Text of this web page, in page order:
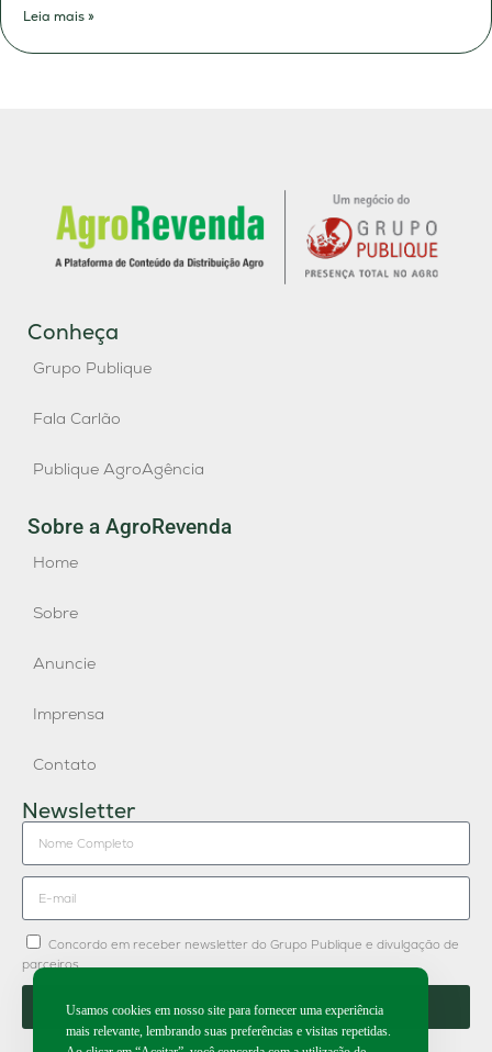
Leia mais »
Conheça
Grupo Publique
Fala Carlão
Publique AgroAgência
Sobre a AgroRevenda
Home
Sobre
Anuncie
Imprensa
Contato
Newsletter
Concordo em receber newsletter do Grupo Publique e divulgação de
parceiros.
Enviar
Usamos cookies em nosso site para fornecer uma experiência
mais relevante, lembrando suas preferências e visitas repetidas.